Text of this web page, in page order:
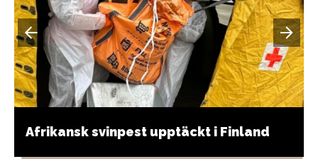
Afrikansk svinpest upptäckt i Finland